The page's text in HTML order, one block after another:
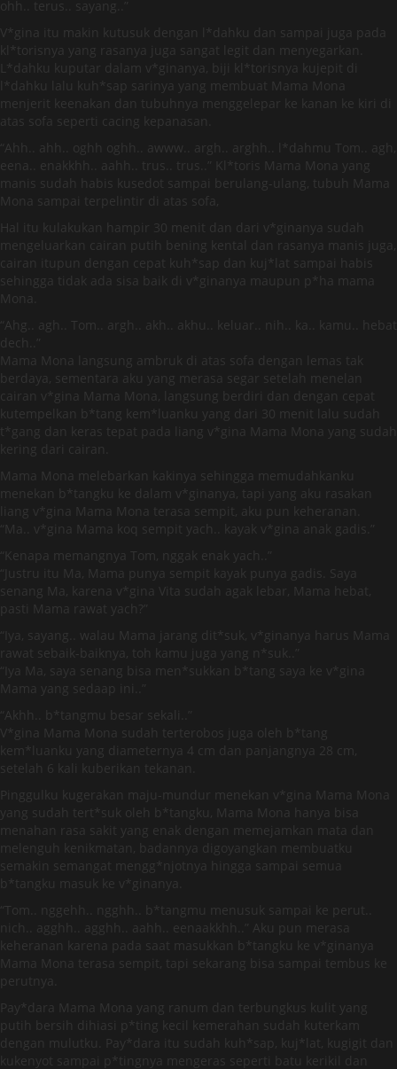
ohh.. terus.. sayang..”
V*gina itu makin kutusuk dengan l*dahku dan sampai juga pada
kl*torisnya yang rasanya juga sangat legit dan menyegarkan.
L*dahku kuputar dalam v*ginanya, biji kl*torisnya kujepit di
l*dahku lalu kuh*sap sarinya yang membuat Mama Mona
menjerit keenakan dan tubuhnya menggelepar ke kanan ke kiri di
atas sofa seperti cacing kepanasan.
“Ahh.. ahh.. oghh oghh.. awww.. argh.. arghh.. l*dahmu Tom.. agh,
eena.. enakkhh.. aahh.. trus.. trus..” Kl*toris Mama Mona yang
manis sudah habis kusedot sampai berulang-ulang, tubuh Mama
Mona sampai terpelintir di atas sofa,
Hal itu kulakukan hampir 30 menit dan dari v*ginanya sudah
mengeluarkan cairan putih bening kental dan rasanya manis juga,
cairan itupun dengan cepat kuh*sap dan kuj*lat sampai habis
sehingga tidak ada sisa baik di v*ginanya maupun p*ha mama
Mona.
“Ahg.. agh.. Tom.. argh.. akh.. akhu.. keluar.. nih.. ka.. kamu.. hebat
dech..”
Mama Mona langsung ambruk di atas sofa dengan lemas tak
berdaya, sementara aku yang merasa segar setelah menelan
cairan v*gina Mama Mona, langsung berdiri dan dengan cepat
kutempelkan b*tang kem*luanku yang dari 30 menit lalu sudah
t*gang dan keras tepat pada liang v*gina Mama Mona yang sudah
kering dari cairan.
Mama Mona melebarkan kakinya sehingga memudahkanku
menekan b*tangku ke dalam v*ginanya, tapi yang aku rasakan
liang v*gina Mama Mona terasa sempit, aku pun keheranan.
“Ma.. v*gina Mama koq sempit yach.. kayak v*gina anak gadis.”
“Kenapa memangnya Tom, nggak enak yach..”
“Justru itu Ma, Mama punya sempit kayak punya gadis. Saya
senang Ma, karena v*gina Vita sudah agak lebar, Mama hebat,
pasti Mama rawat yach?”
“Iya, sayang.. walau Mama jarang dit*suk, v*ginanya harus Mama
rawat sebaik-baiknya, toh kamu juga yang n*suk..”
“Iya Ma, saya senang bisa men*sukkan b*tang saya ke v*gina
Mama yang sedaap ini..”
“Akhh.. b*tangmu besar sekali..”
V*gina Mama Mona sudah terterobos juga oleh b*tang
kem*luanku yang diameternya 4 cm dan panjangnya 28 cm,
setelah 6 kali kuberikan tekanan.
Pinggulku kugerakan maju-mundur menekan v*gina Mama Mona
yang sudah tert*suk oleh b*tangku, Mama Mona hanya bisa
menahan rasa sakit yang enak dengan memejamkan mata dan
melenguh kenikmatan, badannya digoyangkan membuatku
semakin semangat mengg*njotnya hingga sampai semua
b*tangku masuk ke v*ginanya.
“Tom.. nggehh.. ngghh.. b*tangmu menusuk sampai ke perut..
nich.. agghh.. agghh.. aahh.. eenaakkhh..” Aku pun merasa
keheranan karena pada saat masukkan b*tangku ke v*ginanya
Mama Mona terasa sempit, tapi sekarang bisa sampai tembus ke
perutnya.
Pay*dara Mama Mona yang ranum dan terbungkus kulit yang
putih bersih dihiasi p*ting kecil kemerahan sudah kuterkam
dengan mulutku. Pay*dara itu sudah kuh*sap, kuj*lat, kugigit dan
kukenyot sampai p*tingnya mengeras seperti batu kerikil dan